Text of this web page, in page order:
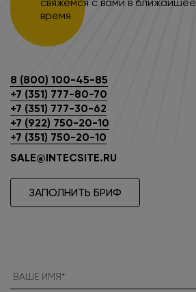
время
8 (800) 100-45-85
+7 (351) 777-80-70
+7 (351) 777-30-62
+7 (922) 750-20-10
+7 (351) 750-20-10
SALE@INTECSITE.RU
ЗАПОЛНИТЬ БРИФ